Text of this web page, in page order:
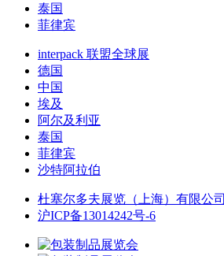
泰国
菲律宾
interpack 联盟全球展
德国
中国
埃及
阿尔及利亚
泰国
菲律宾
沙特阿拉伯
杜塞尔多夫展览（上海）有限公司
沪ICP备13014242号-6